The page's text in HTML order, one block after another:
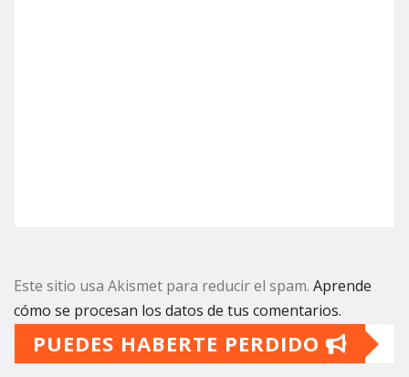
Este sitio usa Akismet para reducir el spam. Aprende
cómo se procesan los datos de tus comentarios.
PUEDES HABERTE PERDIDO